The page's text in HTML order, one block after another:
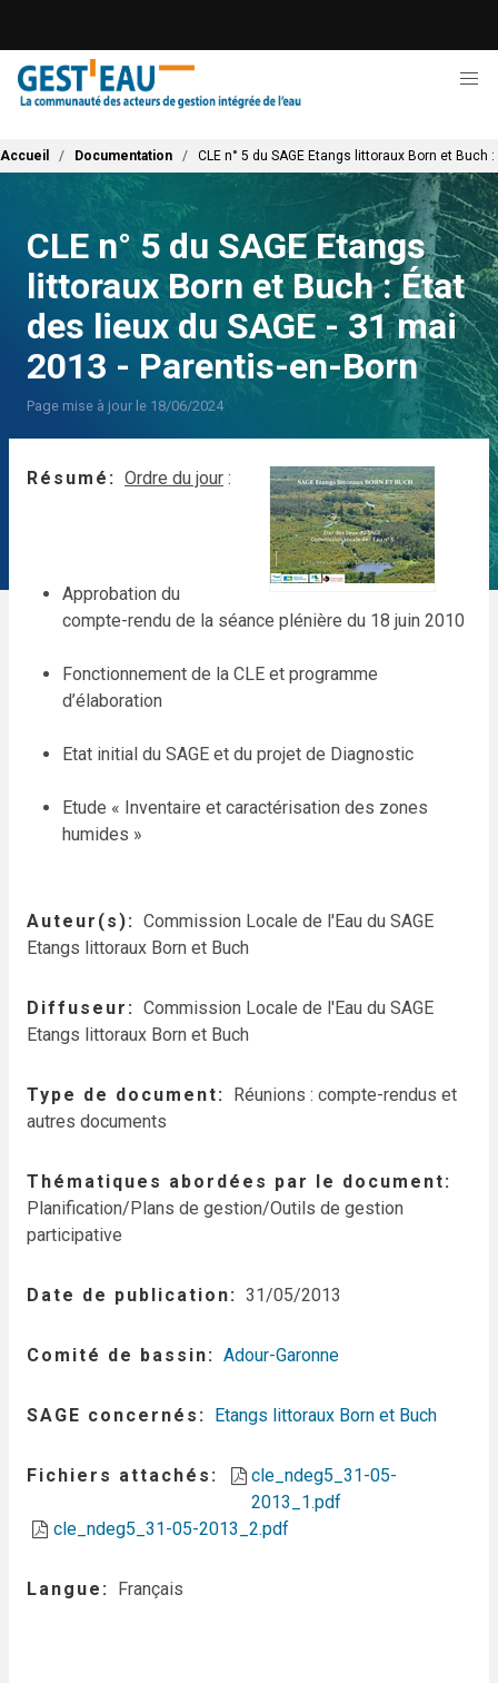
contenu
principal
Fil d'Ariane
Accueil Documentation CLE n° 5 du SAGE Etangs littoraux Born et Buch
CLE n° 5 du SAGE Etangs
littoraux Born et Buch : État
des lieux du SAGE - 31 mai
2013 - Parentis-en-Born
Page mise à jour le 18/06/2024
Résumé Ordre du jour :
Approbation du
compte-rendu de la séance plénière du 18 juin 2010
Fonctionnement de la CLE et programme
d’élaboration
Etat initial du SAGE et du projet de Diagnostic
Etude « Inventaire et caractérisation des zones
humides »
Auteur(s)
Commission Locale de l'Eau du SAGE
Etangs littoraux Born et Buch
Diffuseur
Commission Locale de l'Eau du SAGE
Etangs littoraux Born et Buch
Type de document
Réunions : compte-rendus et
autres documents
Thématiques abordées par le document
Planification/Plans de gestion/Outils de gestion
participative
Date de publication 31/05/2013
Comité de bassin Adour-Garonne
SAGE concernés Etangs littoraux Born et Buch
Fichiers attachés
cle_ndeg5_31-05-
2013_1.pdf
cle_ndeg5_31-05-2013_2.pdf
Langue Français